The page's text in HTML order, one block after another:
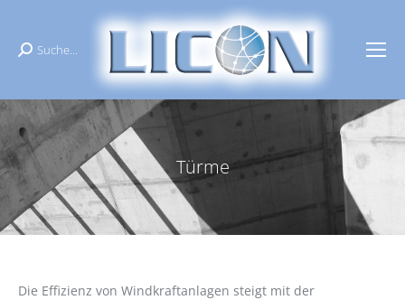
Search:
Suche...
Türme
Die Effizienz von Windkraftanlagen steigt mit der